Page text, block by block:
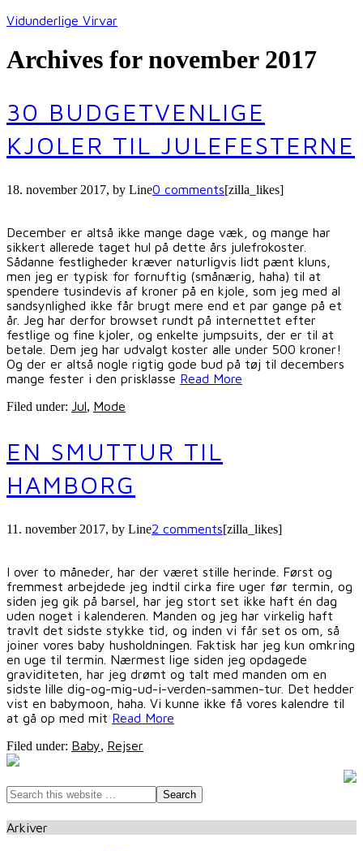
Vidunderlige Virvar
Archives for november 2017
30 BUDGETVENLIGE
KJOLER TIL JULEFESTERNE
18. november 2017, by Line0 comments[zilla_likes]
December er altså ikke mange dage væk, og mange har
sikkert allerede taget hul på dette års julefrokoster.
Sådanne festligheder kræver naturligvis lidt pænt kluns,
men jeg er typisk for fornuftig (smånærig, haha) til at
spendere tusindevis af kroner på en kjole, som jeg med al
sandsynlighed ikke får brugt mere end et par gange på et
år. Jeg har derfor browset rundt på internettet efter
festlige og fine kjoler, og enkelte jumpsuits, der er til at
betale. Dem jeg har udvalgt koster alle under 500 kroner!
Og der er altså nogle rigtig gode bud på tøj til decembers
mange fester i den prisklasse Read More
Filed under: Jul, Mode
EN SMUTTUR TIL
HAMBORG
11. november 2017, by Line2 comments[zilla_likes]
I over to måneder, har der været stille herinde. Først og
fremmest arbejdede jeg indtil cirka fire uger før termin, og
siden jeg gik på barsel, har jeg stort set ikke haft én dag
uden noget i kalenderen. Manden og jeg har virkelig haft
travlt det sidste stykke tid, og inden vi får set os om, så
joiner vores baby husholdningen. Faktisk har jeg kun omkring
en uge til termin. Nærmest lige siden jeg opdagede
graviditeten, har jeg drømt og talt med manden om en
sidste lille dig-og-mig-ud-i-verden-sammen-tur. Det hedder
vist en babymoon, haha. Vi kunne ikke få vores kalendre til
at gå op med mit Read More
Filed under: Baby, Rejser
Arkiver